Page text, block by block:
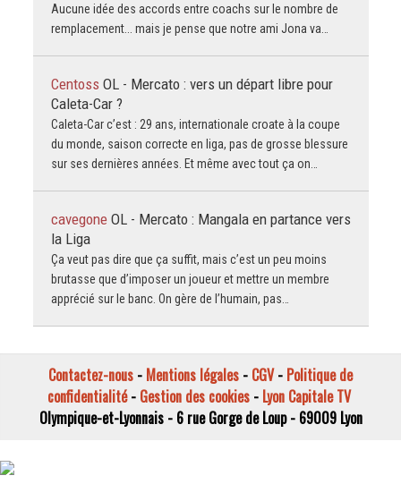
Aucune idée des accords entre coachs sur le nombre de
remplacement... mais je pense que notre ami Jona va…
Centoss OL - Mercato : vers un départ libre pour
Caleta-Car ?
Caleta-Car c’est : 29 ans, internationale croate à la coupe
du monde, saison correcte en liga, pas de grosse blessure
sur ses dernières années. Et même avec tout ça on…
cavegone OL - Mercato : Mangala en partance vers
la Liga
Ça veut pas dire que ça suffit, mais c’est un peu moins
brutasse que d’imposer un joueur et mettre un membre
apprécié sur le banc. On gère de l’humain, pas…
Contactez-nous - Mentions légales - CGV- Politique de
confidentialité- Gestion des cookies- Lyon Capitale TV
Olympique-et-Lyonnais - 6 rue Gorge de Loup - 69009 Lyon